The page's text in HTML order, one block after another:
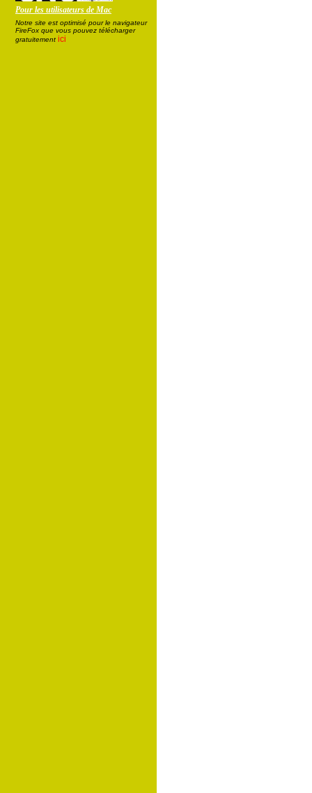
Pour les utilisateurs de Mac
Notre site est optimisé pour le navigateur
FireFox que vous pouvez télécharger
gratuitement ici